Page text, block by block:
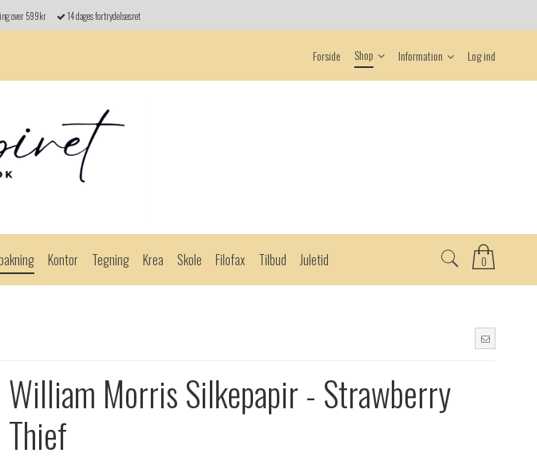
over 599kr 14 dages fortrydelsesret
Forside Shop Information Log ind
0
Kontor Tegning Krea Skole Filofax Tilbud Juletid
William Morris Silkepapir - Strawberry
Thief